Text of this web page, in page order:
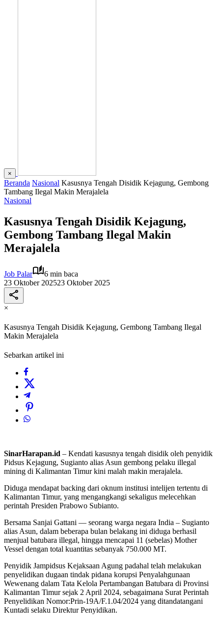
×
Beranda Nasional Kasusnya Tengah Disidik Kejagung, Gembong
Tambang Ilegal Makin Merajalela
Nasional
Kasusnya Tengah Disidik Kejagung,
Gembong Tambang Ilegal Makin
Merajalela
Job Palar
6 min baca
23 Oktober 202523 Oktober 2025
×
Kasusnya Tengah Disidik Kejagung, Gembong Tambang Ilegal
Makin Merajalela
Sebarkan artikel ini
SinarHarapan.id – Kendati kasusnya tengah disidik oleh penyidik
Pidsus Kejagung, Sugianto alias Asun gembong pelaku illegal
mining di Kalimantan Timur kini malah makin merajalela.
Diduga mendapat backing dari oknum institusi intelijen tertentu di
Kalimantan Timur, yang mengangkangi sekaligus melecehkan
perintah Presiden Prabowo Subianto.
Bersama Sanjai Gattani — seorang warga negara India – Sugianto
alias Asun, dalam beberapa bulan belakang ini diduga berhasil
menjual batubara illegal, hingga mencapai 11 (sebelas) Mother
Vessel dengan total kuantitas sebanyak 750.000 MT.
Penyidik Jampidsus Kejaksaan Agung padahal telah melakukan
penyelidikan dugaan tindak pidana korupsi Penyalahgunaan
Wewenang dalam Tata Kelola Pertambangan Batubara di Provinsi
Kalimantan Timur sejak 2 April 2024, sebagaimana Surat Perintah
Penyelidikan Nomor:Prin-19A/F.1.04/2024 yang ditandatangani
Kuntadi selaku Direktur Penyidikan.